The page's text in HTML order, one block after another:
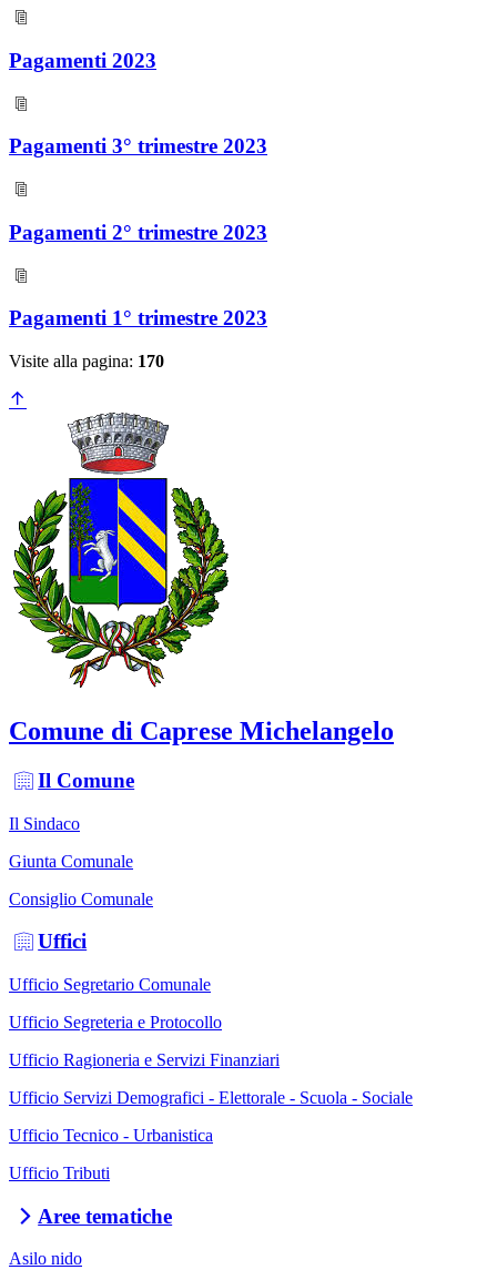
Pagamenti 2023
Pagamenti 3° trimestre 2023
Pagamenti 2° trimestre 2023
Pagamenti 1° trimestre 2023
Visite alla pagina: 170
Comune di Caprese Michelangelo
Il Comune
Il Sindaco
Giunta Comunale
Consiglio Comunale
Uffici
Ufficio Segretario Comunale
Ufficio Segreteria e Protocollo
Ufficio Ragioneria e Servizi Finanziari
Ufficio Servizi Demografici - Elettorale - Scuola - Sociale
Ufficio Tecnico - Urbanistica
Ufficio Tributi
Aree tematiche
Asilo nido